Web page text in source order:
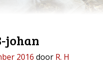
johan
2016 door R. H